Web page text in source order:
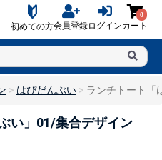
初めての方会員登録ログイン
0
カート
はぴだんぶい ランチトート「
い」01/集合デザイン